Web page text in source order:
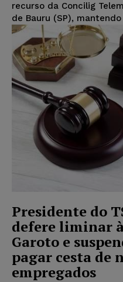
recurso da Concilig
de Bauru (SP),
Presidente do
defere liminar
Garoto e
pagar cesta de
empregados